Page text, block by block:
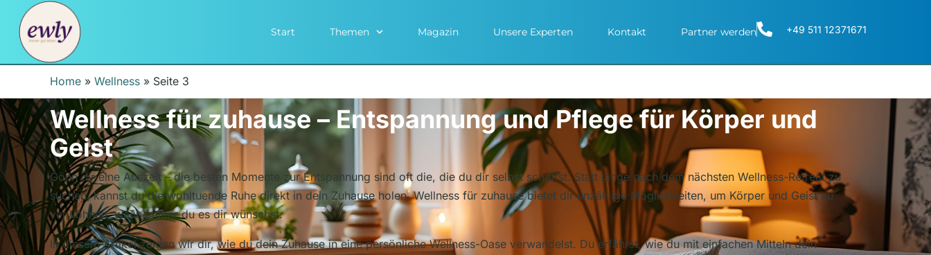
Start Themen Magazin Unsere Experten Kontakt Partner werden +49 511 12371671
Home » Wellness » Seite 3
Wellness für zuhause – Entspannung und Pflege für Körper und
Geist
Gönn dir eine Auszeit – die besten Momente zur Entspannung sind oft die, die du dir selbst schaffst. Statt lange nach dem nächsten Wellness-Retreat zu
suchen, kannst du die wohltuende Ruhe direkt in dein Zuhause holen. Wellness für zuhause bietet dir unzählige Möglichkeiten, um Körper und Geist zu
verwöhnen, wann immer du es dir wünschst.
In diesem Artikel zeigen wir dir, wie du dein Zuhause in eine persönliche Wellness-Oase verwandelst. Du erfährst, wie du mit einfachen Mitteln dein